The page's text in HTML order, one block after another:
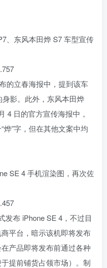
、东风本田烨 S7 车型宣传
的立春海报中，提到该车
身影。此外，东风本田烨
4 日的官方宣传海报中，
烨”字，但在其他文案中均
SE 4 手机渲染图，再次佐
发布 iPhone SE 4，不过目
平台，暗示该机即将发布
产品即将发布前通过各种
提前铺货占领市场）。制